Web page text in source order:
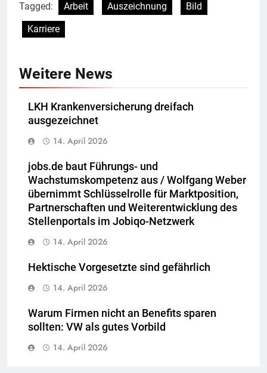
Tagged: Arbeit Auszeichnung
Bild
Karriere
Weitere News
LKH Krankenversicherung dreifach
ausgezeichnet
14. April 2026
jobs.de baut Führungs- und
Wachstumskompetenz aus / Wolfgang Weber
übernimmt Schlüsselrolle für Marktposition,
Partnerschaften und Weiterentwicklung des
Stellenportals im Jobiqo-Netzwerk
14. April 2026
Hektische Vorgesetzte sind gefährlich
14. April 2026
Warum Firmen nicht an Benefits sparen
sollten: VW als gutes Vorbild
14. April 2026